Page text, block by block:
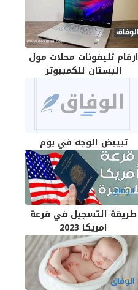
ارقام تليفونات محلات مول
البستان للكمبيوتر
تبييض الوجه في يوم
طريقة التسجيل في قرعة
امريكا 2023